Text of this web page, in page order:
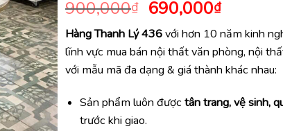
900,000₫ Giá
gốc
là:
900,000₫.
690,000₫Giá
hiện
tại
là:
Hàng Thanh Lý 436với hơn 10 năm kinh
lĩnh vực mua bán nội thất văn phòng, nội
với mẫu mã đa dạng & giá thành khác nhau:
Sản phẩm luôn đượctân trang, vệ sinh,
trước khi giao.